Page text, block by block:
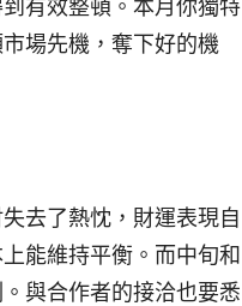
有效整頓。本月你獨特
場先機，奪下好的機
去了熱忱，財運表現自
能維持平衡。而中旬和
與合作者的接洽也要悉